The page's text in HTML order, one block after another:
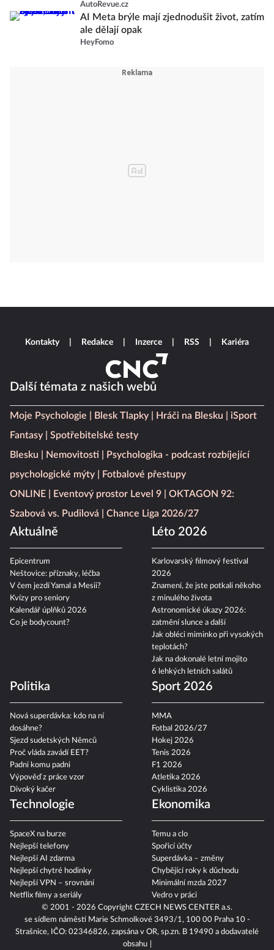
AutoRevue.cz
AI Meta brýle mají zjednodušit život, zatím
ale dělají opak
HeyFomo
Další témata z našich webů
Moje Psychologie Blesk Tlapky Hráči na Blesku
iSport
Fantasy
Spotřebitelské testy
Blesku
Nemovitosti
Psychologika - podcast rozbíjející
psychologické mýty
Fotbalové přestupy
ONLINE
Eventový prostor Level 9
OKTAGON 92:
Szabová vs. Pudilová
Chance Liga 2026/27
Aktuálně
Epicentrum
Neštovice: příznaky, léčba
V čem jezdí Yamal a Mesii?
Kvízy pro seniory
Kalendář úplňků 2026
Co je bodycount?
Léto 2026
Karlovarský filmový festival
2026
Znamení, že jste potkali někoho
z minulého života
Astronomické úkazy 2026:
zatmění slunce a další
Jak obléci miminko při vysokých
teplotách?
Jak na dokonalé letní mojito
6 lehkých letních salátů
Politika
Nová superdávka: kdo na ní
dosáhne?
Sjezd sudetských Němců
Proč vláda zavádí EET?
Padni komu padni
Výpověď z práce vzor
Divoký kačer
Sport 2026
MMA
Fotbal 2026/27
Hokej 2026
Tenis 2026
F1 2026
Atletika 2026
Cyklistika 2026
Technologie
SpaceX na burze
Nejlepší telefony
Nejlepší AI zdarma
Nejlepší chytré hodinky
Nejlepší VPN – srovnání
Netflix filmy a seriály
Ekonomika
Temu a clo
Spořicí účty
Superdávka – změny
Chybějící roky k důchodu
Minimální mzda 2027
Vedro v práci
Kontakty Redakce Inzerce RSS Kariéra
© 2001 - 2026 Copyright CZECH NEWS CENTER a.s.
se sídlem náměstí Marie Schmolkové 3493/1, 100 00 Praha 10 -
Strašnice, IČO: 02346826, zapsána v OR, sp.zn. B 19490 a dodavatelé
obsahu